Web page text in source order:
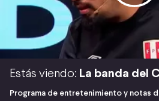
Estás viendo: La banda del
Programa de entretenimiento y notas